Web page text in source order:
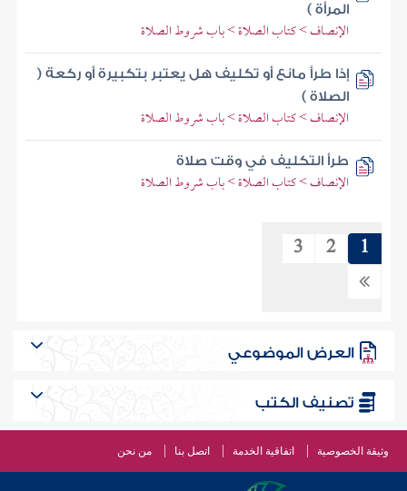
المرأة )
الإنصاف > كتاب الصلاة > باب شروط الصلاة
إذا طرأ مانع أو تكليف هل يعتبر بتكبيرة أو ركعة (
الصلاة )
الإنصاف > كتاب الصلاة > باب شروط الصلاة
طرأ التكليف في وقت صلاة
الإنصاف > كتاب الصلاة > باب شروط الصلاة
1
2
3
العرض الموضوعي
تصنيف الكتب
وثيقة الخصوصية اتفاقية الخدمة اتصل بنا من نحن